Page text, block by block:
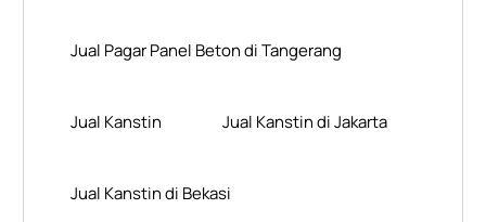
Jual Pagar Panel Beton di Tangerang
Jual Kanstin Jual Kanstin di Jakarta
Jual Kanstin di Bekasi